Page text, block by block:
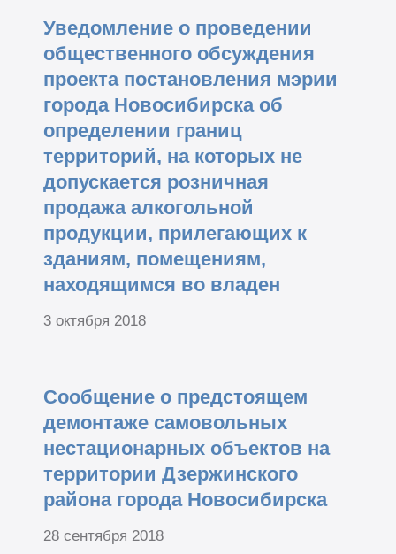
Уведомление о проведении
общественного обсуждения
проекта постановления мэрии
города Новосибирска об
определении границ
территорий, на которых не
допускается розничная
продажа алкогольной
продукции, прилегающих к
зданиям, помещениям,
находящимся во владен
3 октября 2018
Сообщение о предстоящем
демонтаже самовольных
нестационарных объектов на
территории Дзержинского
района города Новосибирска
28 сентября 2018